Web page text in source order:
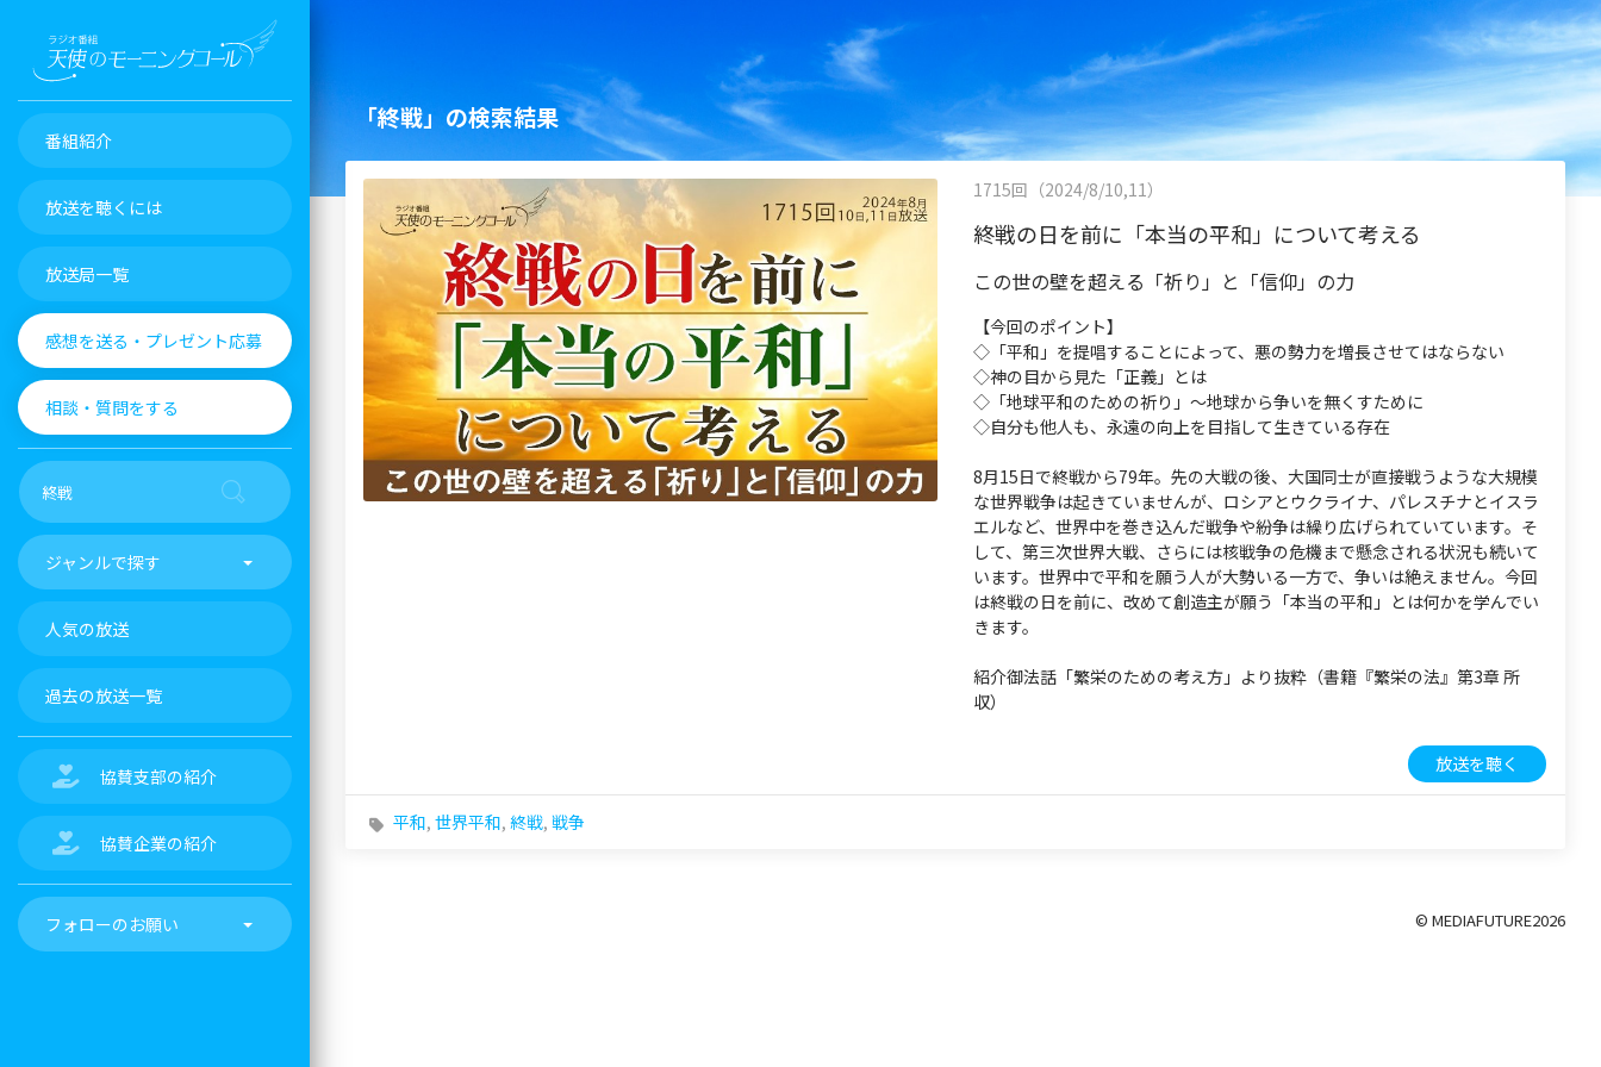
番組紹介
放送を聴くには
放送局一覧
感想を送る・プレゼント応募
相談・質問をする
ジャンルで探す
人気の放送
過去の放送一覧
協賛支部の紹介
協賛企業の紹介
フォローのお願い
「終戦」の検索結果
1715回（2024/8/10,11）
終戦の日を前に「本当の平和」について考える
この世の壁を超える「祈り」と「信仰」の力
【今回のポイント】
◇「平和」を提唱することによって、悪の勢力を増長させてはならない
◇神の目から見た「正義」とは
◇「地球平和のための祈り」～地球から争いを無くすために
◇自分も他人も、永遠の向上を目指して生きている存在
8月15日で終戦から79年。先の大戦の後、大国同士が直接戦うような大規模
な世界戦争は起きていませんが、ロシアとウクライナ、パレスチナとイスラ
エルなど、世界中を巻き込んだ戦争や紛争は繰り広げられていています。そ
して、第三次世界大戦、さらには核戦争の危機まで懸念される状況も続いて
います。世界中で平和を願う人が大勢いる一方で、争いは絶えません。今回
は終戦の日を前に、改めて創造主が願う「本当の平和」とは何かを学んでい
きます。
紹介御法話「繁栄のための考え方」より抜粋（書籍『繁栄の法』第3章 所
収）
放送を聴く
平和, 世界平和, 終戦, 戦争
© MEDIAFUTURE2026